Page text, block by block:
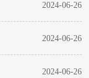
2024-06-26
2024-06-26
2024-06-26